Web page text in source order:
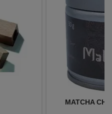
MATCHA